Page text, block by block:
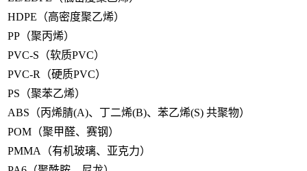
HDPE（高密度聚乙烯）
PP（聚丙烯）
PVC-S（软质PVC）
PVC-R（硬质PVC）
PS（聚苯乙烯）
ABS（丙烯腈(A)、丁二烯(B)、苯乙烯(S) 共聚物）
POM（聚甲醛、赛钢）
PMMA（有机玻璃、亚克力）